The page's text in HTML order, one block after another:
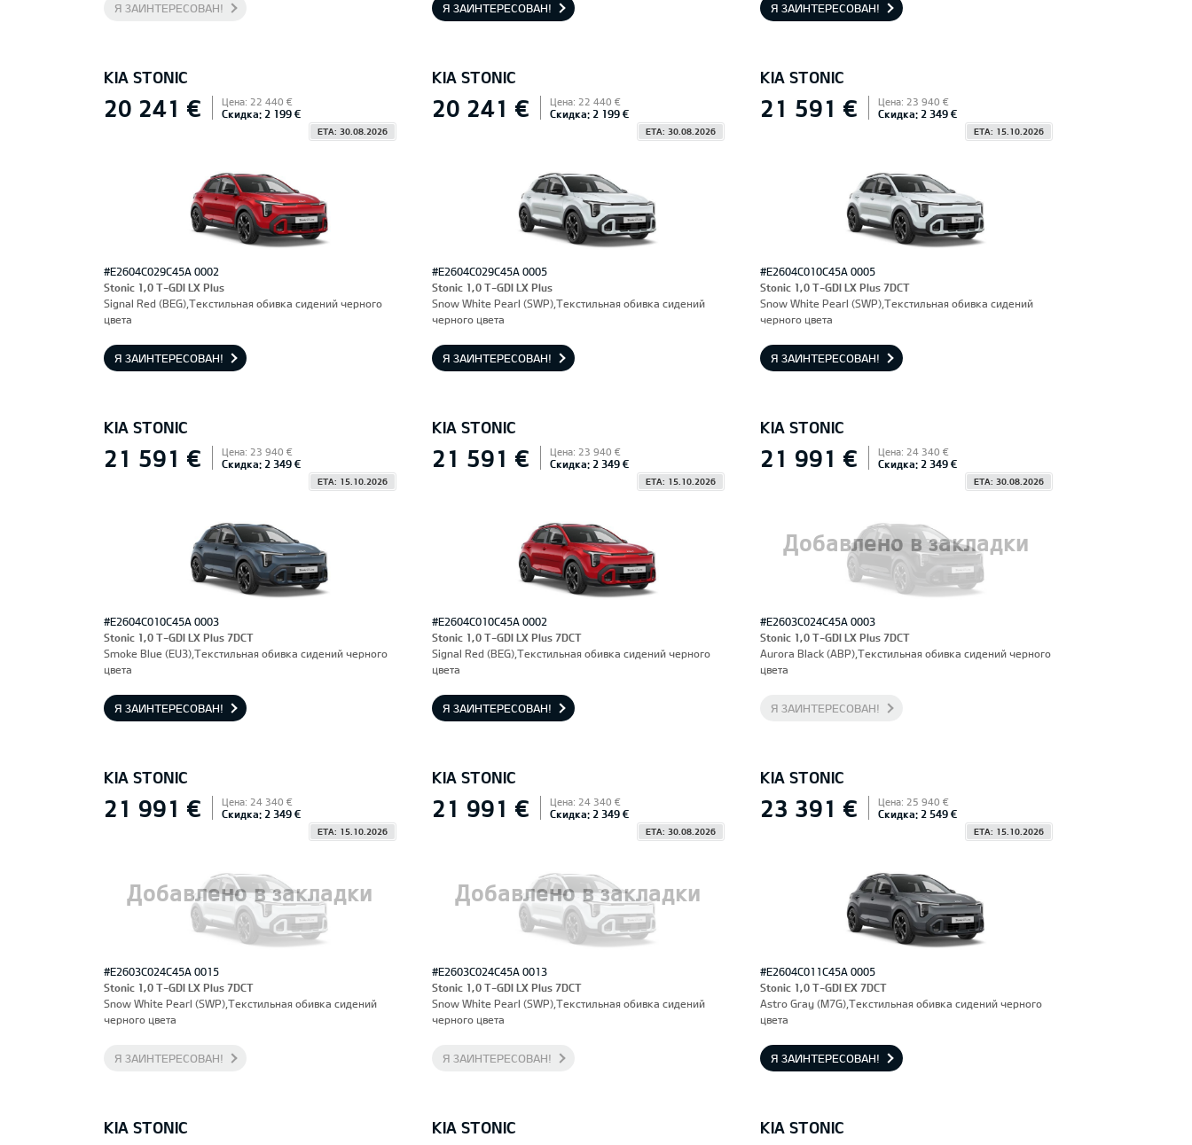
Я ЗАИНТЕРЕСОВАН! Я ЗАИНТЕРЕСОВАН! Я ЗАИНТЕРЕСОВАН!
KIA STONIC
20 241 € Цена: 22 440 €
Скидка: 2 199 €
ETA: 30.08.2026
#E2604C029C45A 0002
Stonic 1,0 T-GDI LX Plus
Signal Red (BEG),Текстильная обивка сидений черного
цвета
Я ЗАИНТЕРЕСОВАН!
KIA STONIC
20 241 € Цена: 22 440 €
Скидка: 2 199 €
ETA: 30.08.2026
#E2604C029C45A 0005
Stonic 1,0 T-GDI LX Plus
Snow White Pearl (SWP),Текстильная обивка сидений
черного цвета
Я ЗАИНТЕРЕСОВАН!
KIA STONIC
21 591 € Цена: 23 940 €
Скидка: 2 349 €
ETA: 15.10.2026
#E2604C010C45A 0005
Stonic 1,0 T-GDI LX Plus 7DCT
Snow White Pearl (SWP),Текстильная обивка сидений
черного цвета
Я ЗАИНТЕРЕСОВАН!
KIA STONIC
21 591 € Цена: 23 940 €
Скидка: 2 349 €
ETA: 15.10.2026
#E2604C010C45A 0003
Stonic 1,0 T-GDI LX Plus 7DCT
Smoke Blue (EU3),Текстильная обивка сидений черного
цвета
Я ЗАИНТЕРЕСОВАН!
KIA STONIC
21 591 € Цена: 23 940 €
Скидка: 2 349 €
ETA: 15.10.2026
#E2604C010C45A 0002
Stonic 1,0 T-GDI LX Plus 7DCT
Signal Red (BEG),Текстильная обивка сидений черного
цвета
Я ЗАИНТЕРЕСОВАН!
KIA STONIC
Добавлено в закладки
21 991 € Цена: 24 340 €
Скидка: 2 349 €
ETA: 30.08.2026
#E2603C024C45A 0003
Stonic 1,0 T-GDI LX Plus 7DCT
Aurora Black (ABP),Текстильная обивка сидений черного
цвета
Я ЗАИНТЕРЕСОВАН!
KIA STONIC
Добавлено в закладки
21 991 € Цена: 24 340 €
Скидка: 2 349 €
ETA: 15.10.2026
#E2603C024C45A 0015
Stonic 1,0 T-GDI LX Plus 7DCT
Snow White Pearl (SWP),Текстильная обивка сидений
черного цвета
Я ЗАИНТЕРЕСОВАН!
KIA STONIC
Добавлено в закладки
21 991 € Цена: 24 340 €
Скидка: 2 349 €
ETA: 30.08.2026
#E2603C024C45A 0013
Stonic 1,0 T-GDI LX Plus 7DCT
Snow White Pearl (SWP),Текстильная обивка сидений
черного цвета
Я ЗАИНТЕРЕСОВАН!
KIA STONIC
23 391 € Цена: 25 940 €
Скидка: 2 549 €
ETA: 15.10.2026
#E2604C011C45A 0005
Stonic 1,0 T-GDI EX 7DCT
Astro Gray (M7G),Текстильная обивка сидений черного
цвета
Я ЗАИНТЕРЕСОВАН!
KIA STONIC KIA STONIC KIA STONIC